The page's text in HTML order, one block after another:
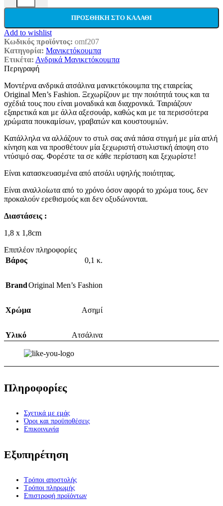
ΠΡΟΣΘΉΚΗ ΣΤΟ ΚΑΛΆΘΙ
Add to wishlist
Κωδικός προϊόντος: omf207
Κατηγορία: Μανικετόκουμπα
Ετικέτα: Ανδρικά Μανικετόκουμπα
Περιγραφή
Μοντέρνα ανδρικά ατσάλινα μανικετόκουμπα της εταιρείας
Original Men’s Fashion. Ξεχωρίζουν με την ποιότητά τους και τα
σχέδιά τους που είναι μοναδικά και διαχρονικά. Ταιριάζουν
εξαιρετικά και με άλλα αξεσουάρ, καθώς και με τα περισσότερα
χρώματα πουκαμίσων, γραβατών και κουστουμιών.
Κατάλληλα να αλλάζουν το στυλ σας ανά πάσα στιγμή με μία απλή
κίνηση και να προσθέτουν μία ξεχωριστή στυλιστική άποψη στο
ντύσιμό σας. Φορέστε τα σε κάθε περίσταση και ξεχωρίστε!
Είναι κατασκευασμένα από ατσάλι υψηλής ποιότητας.
Είναι αναλλοίωτα από το χρόνο όσον αφορά το χρώμα τους, δεν
προκαλούν ερεθισμούς και δεν οξυδώνονται.
Διαστάσεις :
1,8 x 1,8cm
Επιπλέον πληροφορίες
Βάρος
0,1 κ.
BrandOriginal Men’s Fashion
Χρώμα Ασημί
Υλικό Ατσάλινα
Πληροφορίες
Σχετικά με εμάς
Όροι και προϋποθέσεις
Επικοινωνία
Εξυπηρέτηση
Τρόποι αποστολής
Τρόποι πληρωμής
Επιστροφή προϊόντων